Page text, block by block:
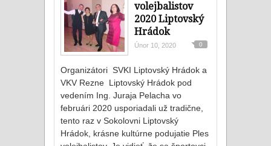
volejbalistov
2020 Liptovský
Hrádok
Únor 10, 2020 0
Organizátori SVKI Liptovský Hrádok a
VKV Rezne Liptovský Hrádok pod
vedením Ing. Juraja Pelacha vo
februári 2020 usporiadali už tradične,
tento raz v Sokolovni Liptovský
Hrádok, krásne kultúrne podujatie Ples